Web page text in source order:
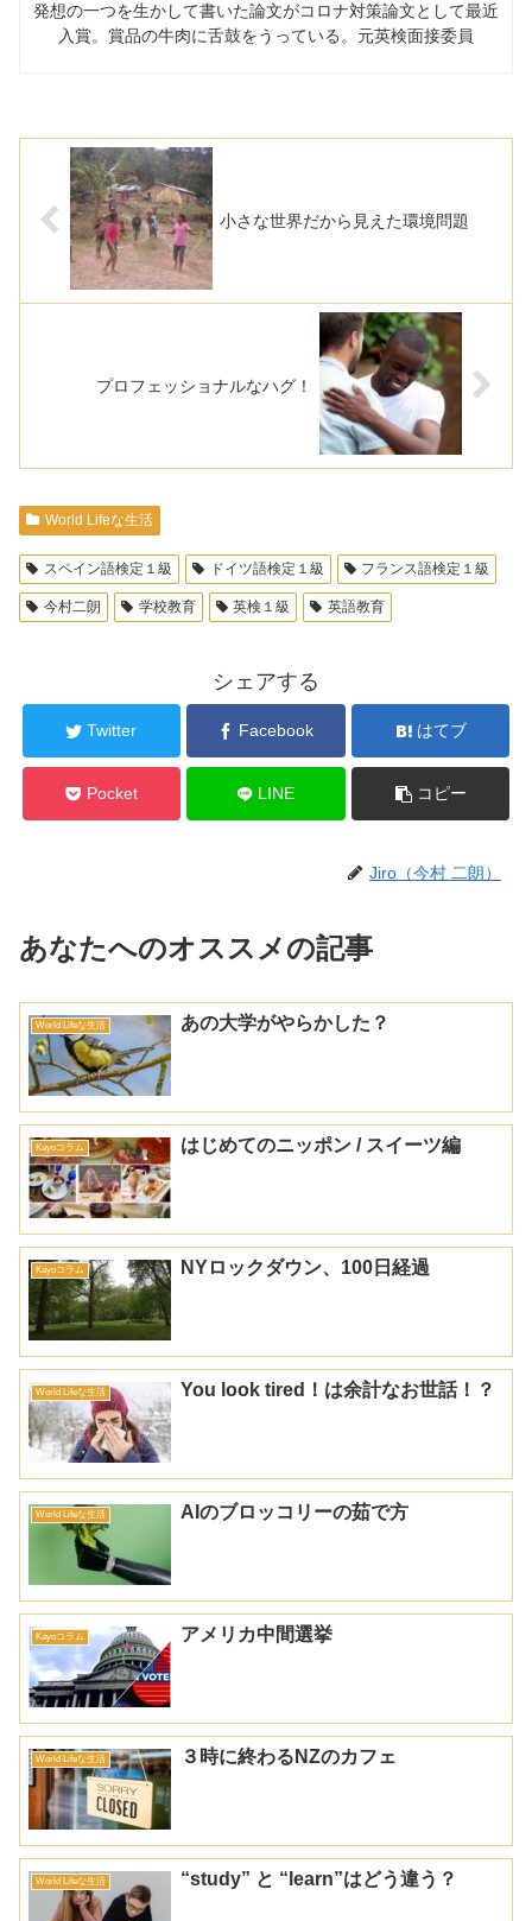
発想の一つを生かして書いた論文がコロナ対策論文として最近
入賞。賞品の牛肉に舌鼓をうっている。元英検面接委員
小さな世界だから見えた環境問題
プロフェッショナルなハグ！
World Lifeな生活
スペイン語検定１級 ドイツ語検定１級 フランス語検定１級
今村二朗 学校教育 英検１級 英語教育
シェアする
Twitter Facebook はてブ
Pocket LINE コピー
Jiro（今村 二朗）
あなたへのオススメの記事
World Lifeな生活 あの大学がやらかした？
Kayoコラム はじめてのニッポン / スイーツ編
Kayoコラム NYロックダウン、100日経過
World Lifeな生活 You look tired！は余計なお世話！？
World Lifeな生活 AIのブロッコリーの茹で方
Kayoコラム アメリカ中間選挙
World Lifeな生活 ３時に終わるNZのカフェ
World Lifeな生活 “study” と “learn”はどう違う？